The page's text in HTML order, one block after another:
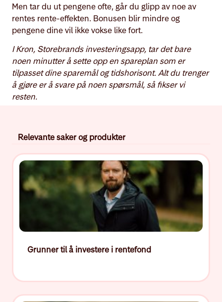
Men tar du ut pengene ofte, går du glipp av noe av
rentes rente-effekten. Bonusen blir mindre og
pengene dine vil ikke vokse like fort.
I Kron, Storebrands investeringsapp, tar det bare
noen minutter å sette opp en spareplan som er
tilpasset dine sparemål og tidshorisont. Alt du trenger
å gjøre er å svare på noen spørsmål, så fikser vi
resten.
Relevante saker og produkter
Grunner til å investere i rentefond